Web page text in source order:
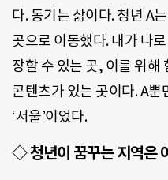
다. 동기는 삶이다. 청년 A
곳으로 이동했다. 내가 나
장할 수 있는 곳, 이를 위해
콘텐츠가 있는 곳이다. A
‘서울’이었다.
◇ 청년이 꿈꾸는 지역은